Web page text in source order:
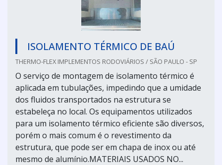
ISOLAMENTO TÉRMICO DE BAÚ
THERMO-FLEX IMPLEMENTOS RODOVIÁRIOS / SÃO PAULO - SP
O serviço de montagem de isolamento térmico é
aplicada em tubulações, impedindo que a umidade
dos fluidos transportados na estrutura se
estabeleça no local. Os equipamentos utilizados
para um isolamento térmico eficiente são diversos,
porém o mais comum é o revestimento da
estrutura, que pode ser em chapa de inox ou até
mesmo de alumínio.MATERIAIS USADOS NO...